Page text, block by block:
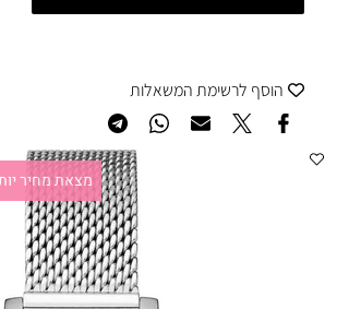
מצאת מחיר
הוסף לרשימת המשאלות